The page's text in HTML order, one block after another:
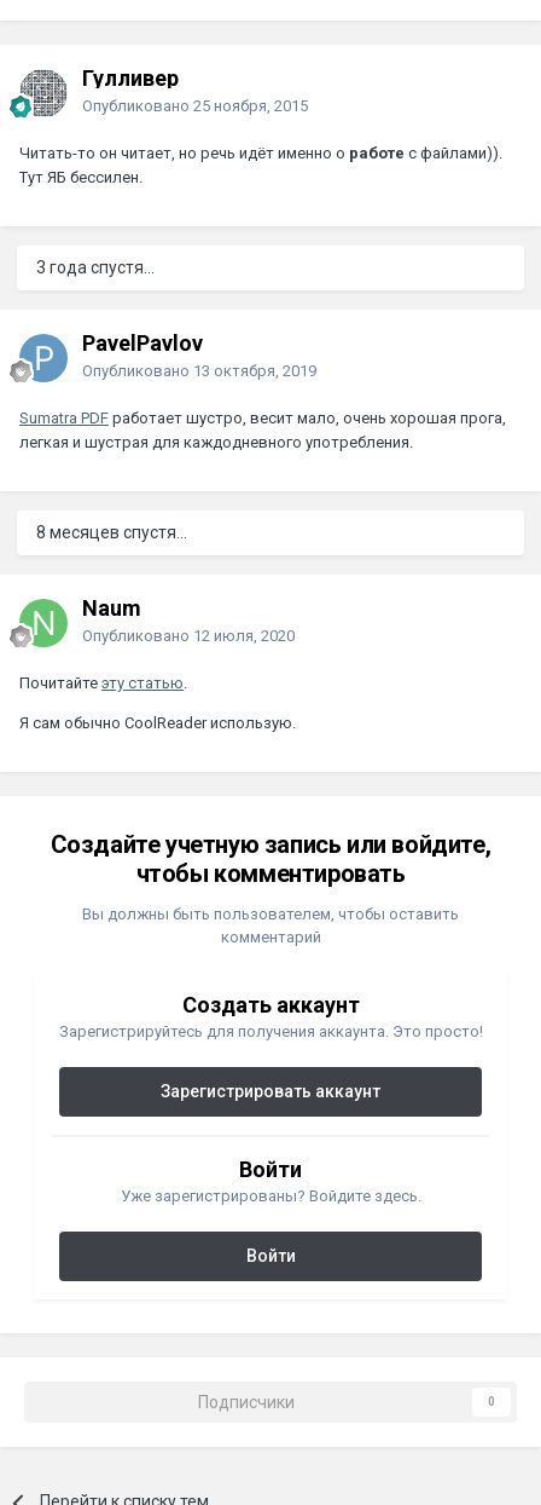
Гулливер
Опубликовано 25 ноября, 2015
Читать-то он читает, но речь идёт именно о работе с файлами)).
Тут ЯБ бессилен.
3 года спустя...
PavelPavlov
Опубликовано 13 октября, 2019
Sumatra PDF работает шустро, весит мало, очень хорошая прога,
легкая и шустрая для каждодневного употребления.
8 месяцев спустя...
Naum
Опубликовано 12 июля, 2020
Почитайте эту статью.
Я сам обычно CoolReader использую.
Создайте учетную запись или войдите,
чтобы комментировать
Вы должны быть пользователем, чтобы оставить
комментарий
Создать аккаунт
Зарегистрируйтесь для получения аккаунта. Это просто!
Зарегистрировать аккаунт
Войти
Уже зарегистрированы? Войдите здесь.
Войти
Подписчики 0